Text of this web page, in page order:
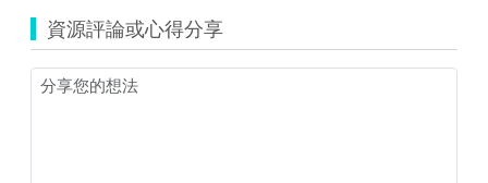
資源評論或心得分享